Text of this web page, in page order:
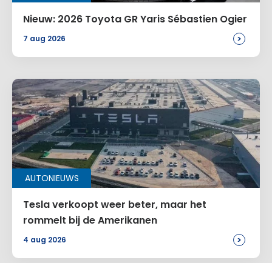
Nieuw: 2026 Toyota GR Yaris Sébastien Ogier
7 aug 2026 >
AUTONIEUWS
Tesla verkoopt weer beter, maar het
rommelt bij de Amerikanen
4 aug 2026 >